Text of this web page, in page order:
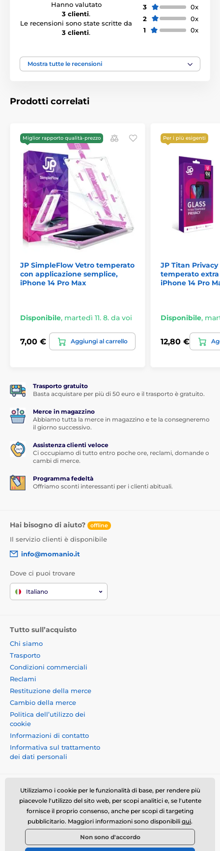
Hanno valutato
3 clienti.
Le recensioni sono state scritte da
3 clienti.
3
0x
2
0x
1
0x
Mostra tutte le recensioni
Prodotti correlati
Miglior rapporto qualità-prezzo
JP SimpleFlow Vetro temperato
con applicazione semplice,
iPhone 14 Pro Max
Disponibile, martedì 11. 8. da voi
7,00 € Aggiungi al carrello
Per i più esigenti
JP Titan
temperato
iPhone 14 Pro
Disponibile,
12,80 €
Trasporto gratuito
Basta acquistare per più di 50 euro e il trasporto è gratuito.
Merce in magazzino
Abbiamo tutta la merce in magazzino e te la consegneremo
il giorno successivo.
Assistenza clienti veloce
Ci occupiamo di tutto entro poche ore, reclami, domande o
cambi di merce.
Programma fedeltà
Offriamo sconti interessanti per i clienti abituali.
Hai bisogno di aiuto? offline
Il servizio clienti è disponibile
info@momanio.it
Dove ci puoi trovare
Italiano
Tutto sull’acquisto
Chi siamo
Trasporto
Condizioni commerciali
Reclami
Restituzione della merce
Cambio della merce
Politica dell’utilizzo dei
cookie
Informazioni di contatto
Informativa sul trattamento
dei dati personali
Momanio s.r.o., Okružní 361/14, 74718, Píšť, Czech
republic, VAT: CZ09604707, info@momanio.it
© 2026 www.momanio.it ⦁ Il negozio online è stato creato da
Utilizziamo i cookie per le funzionalità di base, per rendere più
piacevole l'utilizzo del sito web, per scopi analitici e, se l'utente
fornisce il proprio consenso, anche per scopi di targeting
pubblicitario. Maggiori informazioni sono disponibili qui.
Non sono d'accordo